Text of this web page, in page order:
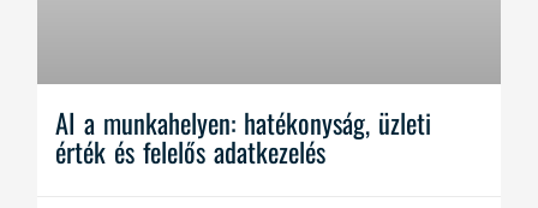
AI a munkahelyen: hatékonyság, üzleti
érték és felelős adatkezelés